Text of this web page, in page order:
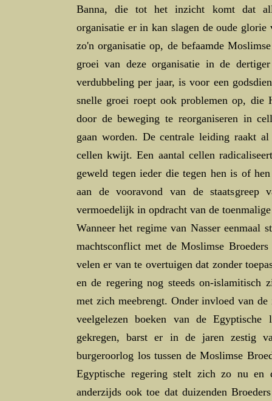
Banna, die tot het inzicht komt dat
organisatie er in kan slagen de oude
zo'n organisatie op, de befaamde
groei van deze organisatie in de
verdubbeling per jaar, is voor een
snelle groei roept ook problemen op, die
door de beweging te reorganiseren in
gaan worden. De centrale leiding raakt
cellen kwijt. Een aantal cellen
geweld tegen ieder die tegen hen is of
aan de vooravond van de staatsgreep
vermoedelijk in opdracht van de
Wanneer het regime van Nasser eenmaal
machtsconflict met de Moslimse
velen er van te overtuigen dat zonder
en de regering nog steeds on-islamitisch
met zich meebrengt. Onder invloed van
veelgelezen boeken van de
gekregen, barst er in de jaren zestig
burgeroorlog los tussen de Moslimse
Egyptische regering stelt zich zo nu en
anderzijds ook toe dat duizenden